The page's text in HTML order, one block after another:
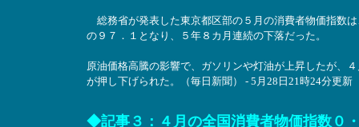
総務省が発表した東京都区部の５月の消費者物価指数
の９７．１となり、５年８カ月連続の下落だった。
原油価格高騰の影響で、ガソリンや灯油が上昇したが、
が押し下げられた。（毎日新聞） - 5月28日21時24分更新
◆記事３：４月の全国消費者物価指数０